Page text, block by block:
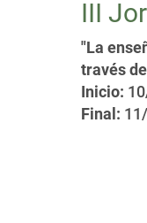
III
"La
través
Inicio:
Final: